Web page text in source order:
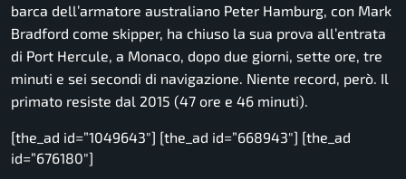
barca dell’armatore australiano Peter Hamburg, con Mark
Bradford come skipper, ha chiuso la sua prova all’entrata
di Port Hercule, a Monaco, dopo due giorni, sette ore, tre
minuti e sei secondi di navigazione. Niente record, però. Il
primato resiste dal 2015 (47 ore e 46 minuti).
[the_ad id=”1049643″] [the_ad id=”668943″] [the_ad
id=”676180″]